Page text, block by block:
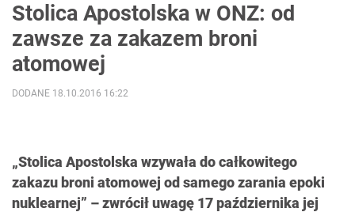
Stolica Apostolska w ONZ: od
zawsze za zakazem broni
atomowej
„Stolica Apostolska wzywała do całkowitego
zakazu broni atomowej od samego zarania epoki
nuklearnej” – zwrócił uwagę 17 października jej
DODANE 18.10.2016 16:22